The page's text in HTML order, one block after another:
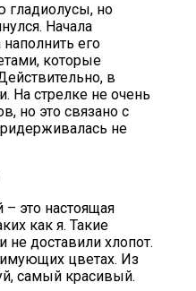
гладиолусы, но
Начала
его
которые
в
На стрелке не очень
но это связано с
не
– это настоящая
как я. Такие
доставили хлопот.
цветах. Из
самый красивый.